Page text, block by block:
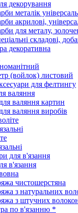
декорування
металік
акрилові,
для металу,
складові,
декоративна
(войлок) листовий
для фелтингу
валяння
валяння картин
валяння виробів
для в'язання
в'язання
чистошерстяна
з натуральних
з штучних
по в'язанню *